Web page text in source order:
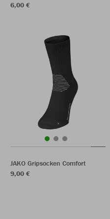
6,00 €
JAKO Gripsocken Comfort
9,00 €